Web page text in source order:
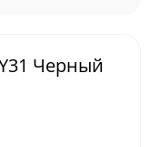
Черный